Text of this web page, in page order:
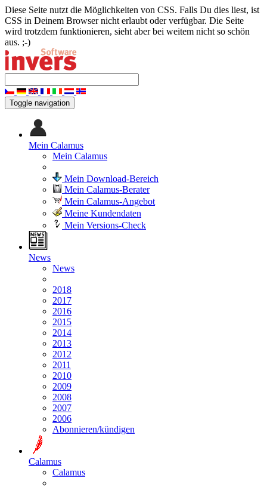
Diese Seite nutzt die Möglichkeiten von CSS. Falls Du dies liest, ist
CSS in Deinem Browser nicht erlaubt oder verfügbar. Die Seite
wird trotzdem funktionieren, sieht aber bei weitem nicht so schön
aus. ;-)
Toggle navigation
Mein Calamus
Mein Calamus
Mein Download-Bereich
Mein Calamus-Berater
Mein Calamus-Angebot
Meine Kundendaten
Mein Versions-Check
News
News
2018
2017
2016
2015
2014
2013
2012
2011
2010
2009
2008
2007
2006
Abonnieren/kündigen
Calamus
Calamus